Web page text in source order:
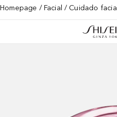
Homepage Facial Cuidado facial